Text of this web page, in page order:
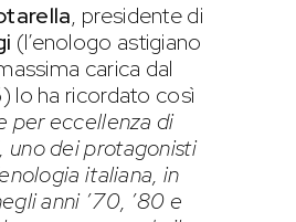
, presidente di
(l’enologo astigiano
carica dal
lo ha ricordato così
per eccellenza di
uno dei protagonisti
italiana, in
anni ’70, ’80 e